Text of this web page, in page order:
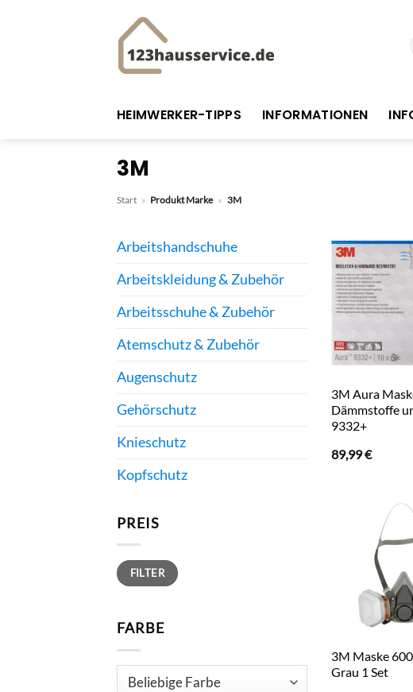
HEIMWERKER-TIPPS INFORMATIONEN
3M
Start » Produkt Marke » 3M
Arbeitshandschuhe
Arbeitskleidung & Zubehör
Arbeitsschuhe & Zubehör
Atemschutz & Zubehör
Augenschutz
Gehörschutz
Knieschutz
Kopfschutz
PREIS
Min.
Preis
Max.
PreisFILTER
FARBE
3M Aura
Dämmstoffe
9332+
89,99€
3M Maske
Grau 1 Set